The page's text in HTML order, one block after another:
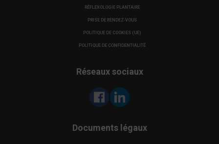
RÉFLEXOLOGIE PLANTAIRE
PRISE DE RENDEZ-VOUS
POLITIQUE DE COOKIES (UE)
POLITIQUE DE CONFIDENTIALITÉ
Réseaux sociaux
Documents légaux